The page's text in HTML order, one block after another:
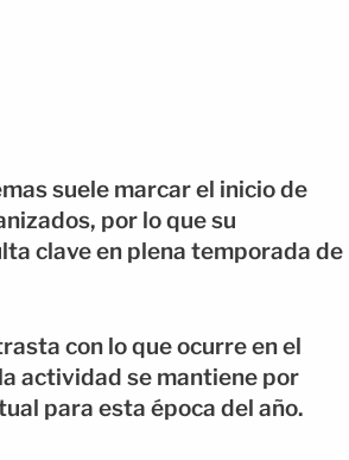
suele marcar el inicio de
por lo que su
clave en plena temporada de
con lo que ocurre en el
actividad se mantiene por
para esta época del año.